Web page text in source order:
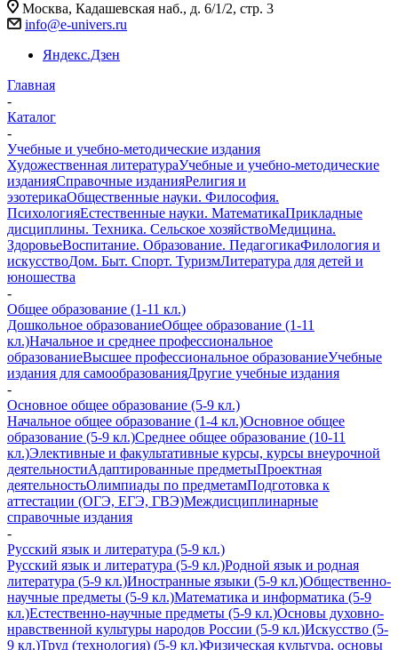
Москва, Кадашевская наб., д. 6/1/2, стр. 3
info@e-univers.ru
Яндекс.Дзен
Главная
-
Каталог
-
Учебные и учебно-методические издания
Художественная литератураУчебные и учебно-методические
изданияСправочные изданияРелигия и
эзотерикаОбщественные науки. Философия.
ПсихологияЕстественные науки. МатематикаПрикладные
дисциплины. Техника. Сельское хозяйствоМедицина.
ЗдоровьеВоспитание. Образование. ПедагогикаФилология и
искусствоДом. Быт. Спорт. ТуризмЛитература для детей и
юношества
-
Общее образование (1-11 кл.)
Дошкольное образованиеОбщее образование (1-11
кл.)Начальное и среднее профессиональное
образованиеВысшее профессиональное образованиеУчебные
издания для самообразованияДругие учебные издания
-
Основное общее образование (5-9 кл.)
Начальное общее образование (1-4 кл.)Основное общее
образование (5-9 кл.)Среднее общее образование (10-11
кл.)Элективные и факультативные курсы, курсы внеурочной
деятельностиАдаптированные предметыПроектная
деятельностьОлимпиады по предметамПодготовка к
аттестации (ОГЭ, ЕГЭ, ГВЭ)Междисциплинарные
справочные издания
-
Русский язык и литература (5-9 кл.)
Русский язык и литература (5-9 кл.)Родной язык и родная
литература (5-9 кл.)Иностранные языки (5-9 кл.)Общественно-
научные предметы (5-9 кл.)Математика и информатика (5-9
кл.)Естественно-научные предметы (5-9 кл.)Основы духовно-
нравственной культуры народов России (5-9 кл.)Искусство (5-
9 кл.)Труд (технология) (5-9 кл.)Физическая культура, основы